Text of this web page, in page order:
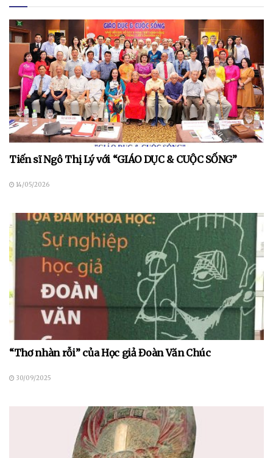
Tiến sĩ Ngô Thị Lý với “GIÁO DỤC & CUỘC SỐNG”
14/05/2026
“Thơ nhàn rỗi” của Học giả Đoàn Văn Chúc
30/09/2025